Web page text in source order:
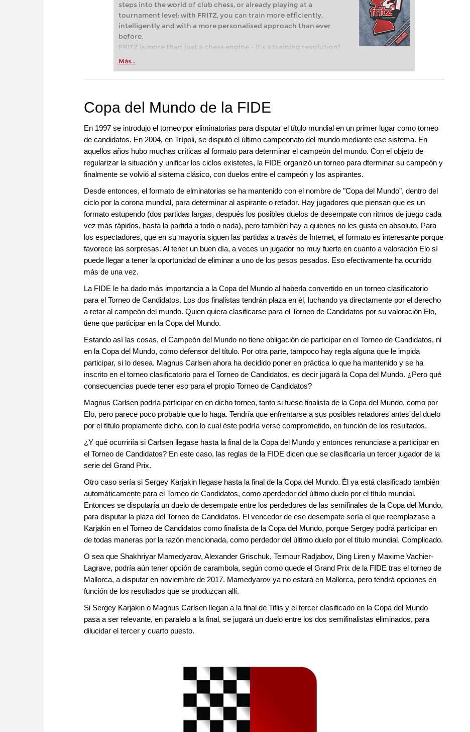
steps into the world of club chess, or already playing at a
tournament level: with FRITZ, you can train more efficiently,
intelligently and with a more personalised approach than ever
before.
FRITZ is more than just a chess engine – it’s a training revolution!
Whether you’re taking your first steps into the world of club chess,
more efficiently, intelligently and with a more personalised
Más...
Copa del Mundo de la FIDE
En 1997 se introdujo el torneo por eliminatorias para disputar el título mundial en un primer lugar como torneo
de candidatos. En 2004, en Trípoli, se disputó el último campeonato del mundo mediante ese sistema. En
aquellos años hubo muchas críticas al formato para determinar el campeón del mundo. Con el objeto de
regularizar la situación y unificar los ciclos existetes, la FIDE organizó un torneo para dterminar su campeón y
finalmente se volvió al sistema clásico, con duelos entre el campeón y los aspirantes.
Desde entonces, el formato de elminatorias se ha mantenido con el nombre de "Copa del Mundo", dentro del
ciclo por la corona mundial, para determinar al aspirante o retador. Hay jugadores que piensan que es un
formato estupendo (dos partidas largas, después los posibles duelos de desempate con ritmos de juego cada
vez más rápidos, hasta la partida a todo o nada), pero también hay a quienes no les gusta en absoluto. Para
los espectadores, que en su mayoría siguen las partidas a través de Internet, el formato es interesante porque
favorece las sorpresas. Al tener un buen día, a veces un jugador no muy fuerte en cuanto a valoración Elo sí
puede llegar a tener la oportunidad de eliminar a uno de los pesos pesados. Eso efectivamente ha ocurrido
más de una vez.
La FIDE le ha dado más importancia a la Copa del Mundo al haberla convertido en un torneo clasificatorio
para el Torneo de Candidatos. Los dos finalistas tendrán plaza en él, luchando ya directamente por el derecho
a retar al campeón del mundo. Quien quiera clasificarse para el Torneo de Candidatos por su valoración Elo,
tiene que participar en la Copa del Mundo.
Estando así las cosas, el Campeón del Mundo no tiene obligación de participar en el Torneo de Candidatos, ni
en la Copa del Mundo, como defensor del título. Por otra parte, tampoco hay regla alguna que le impida
participar, si lo desea. Magnus Carlsen ahora ha decidido poner en práctica lo que ha mantenido y se ha
inscrito en el torneo clasificatorio para el Torneo de Candidatos, es decir jugará la Copa del Mundo. ¿Pero qué
consecuencias puede tener eso para el propio Torneo de Candidatos?
Magnus Carlsen podría participar en en dicho torneo, tanto si fuese finalista de la Copa del Mundo, como por
Elo, pero parece poco probable que lo haga. Tendría que enfrentarse a sus posibles retadores antes del duelo
por el título propiamente dicho, con lo cual éste podría verse comprometido, en función de los resultados.
¿Y qué ocurririía si Carlsen llegase hasta la final de la Copa del Mundo y entonces renunciase a participar en
el Torneo de Candidatos? En este caso, las reglas de la FIDE dicen que se clasificaría un tercer jugador de la
serie del Grand Prix.
Otro caso sería si Sergey Karjakin llegase hasta la final de la Copa del Mundo. Él ya está clasificado también
automáticamente para el Torneo de Candidatos, como aperdedor del último duelo por el título mundial.
Entonces se disputaría un duelo de desempate entre los perdedores de las semifinales de la Copa del Mundo,
para disputar la plaza del Torneo de Candidatos. El vencedor de ese desempate sería el que reemplazase a
Karjakin en el Torneo de Candidatos como finalista de la Copa del Mundo, porque Sergey podrá participar en
de todas maneras por la razón mencionada, como perdedor del último duelo por el título mundial. Complicado.
O sea que Shakhriyar Mamedyarov, Alexander Grischuk, Teimour Radjabov, Ding Liren y Maxime Vachier-
Lagrave, podría aún tener opción de carambola, según como quede el Grand Prix de la FIDE tras el torneo de
Mallorca, a disputar en noviembre de 2017. Mamedyarov ya no estará en Mallorca, pero tendrá opciones en
función de los resultados que se produzcan allí.
Si Sergey Karjakin o Magnus Carlsen llegan a la final de Tiflis y el tercer clasificado en la Copa del Mundo
pasa a ser relevante, en paralelo a la final, se jugará un duelo entre los dos semifinalistas eliminados, para
dilucidar el tercer y cuarto puesto.